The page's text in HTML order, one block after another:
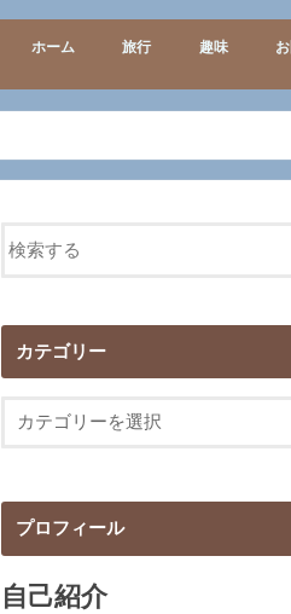
ホーム 旅行
準備・便利グッズ
テーマパーク
北海道
九州
イタリア
趣味
歴史
映画･ドラマ
カテゴリー
プロフィール
自己紹介